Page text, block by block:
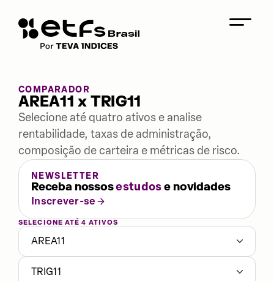
COMPARADOR
AREA11 x TRIG11
Selecione até quatro ativos e analise
rentabilidade, taxas de administração,
composição de carteira e métricas de risco.
NEWSLETTER
Receba nossosestudose novidades
Inscrever-se
SELECIONE ATÉ 4 ATIVOS
AREA11
TRIG11